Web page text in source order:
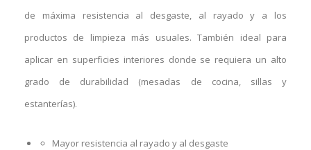
de máxima resistencia al desgaste, al rayado y a los
productos de limpieza más usuales. También ideal para
aplicar en superficies interiores donde se requiera un alto
grado de durabilidad (mesadas de cocina, sillas y
estanterías).
Mayor resistencia al rayado y al desgaste